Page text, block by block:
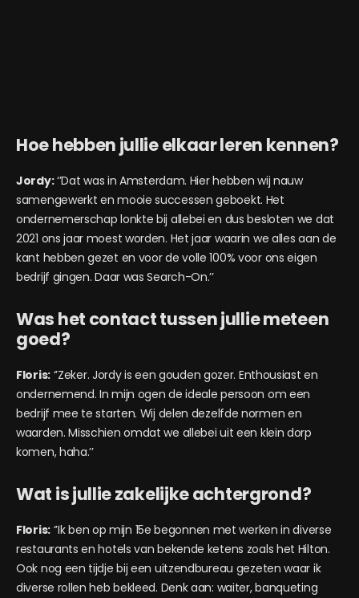
Hoe hebben jullie elkaar leren kennen?
Jordy:‘’Dat was in Amsterdam. Hier hebben wij nauw
samengewerkt en mooie successen geboekt. Het
ondernemerschap lonkte bij allebei en dus besloten we dat
2021 ons jaar moest worden. Het jaar waarin we alles aan de
kant hebben gezet en voor de volle 100% voor ons eigen
bedrijf gingen. Daar was Search-On.’’
Was het contact tussen jullie meteen
goed?
Floris:‘’Zeker. Jordy is een gouden gozer. Enthousiast en
ondernemend. In mijn ogen de ideale persoon om een
bedrijf mee te starten. Wij delen dezelfde normen en
waarden. Misschien omdat we allebei uit een klein dorp
komen, haha.’’
Wat is jullie zakelijke achtergrond?
Floris:‘’Ik ben op mijn 15e begonnen met werken in diverse
restaurants en hotels van bekende ketens zoals het Hilton.
Ook nog een tijdje bij een uitzendbureau gezeten waar ik
diverse rollen heb bekleed. Denk aan: waiter, banqueting